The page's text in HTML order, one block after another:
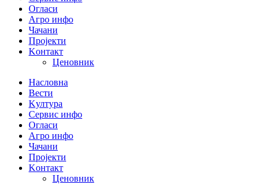
Огласи
Агро инфо
Чачани
Пројекти
Kонтакт
Ценовник
Насловна
Вести
Kултура
Сервис инфо
Огласи
Агро инфо
Чачани
Пројекти
Kонтакт
Ценовник